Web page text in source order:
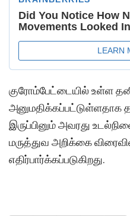
குரோம்பேட்டையில் உள்ள
அனுமதிக்கப்பட்டுள்ளதாக
இருப்பினும் அவரது
மருத்துவ அறிக்கை
எதிர்பார்க்கப்படுகிறது.